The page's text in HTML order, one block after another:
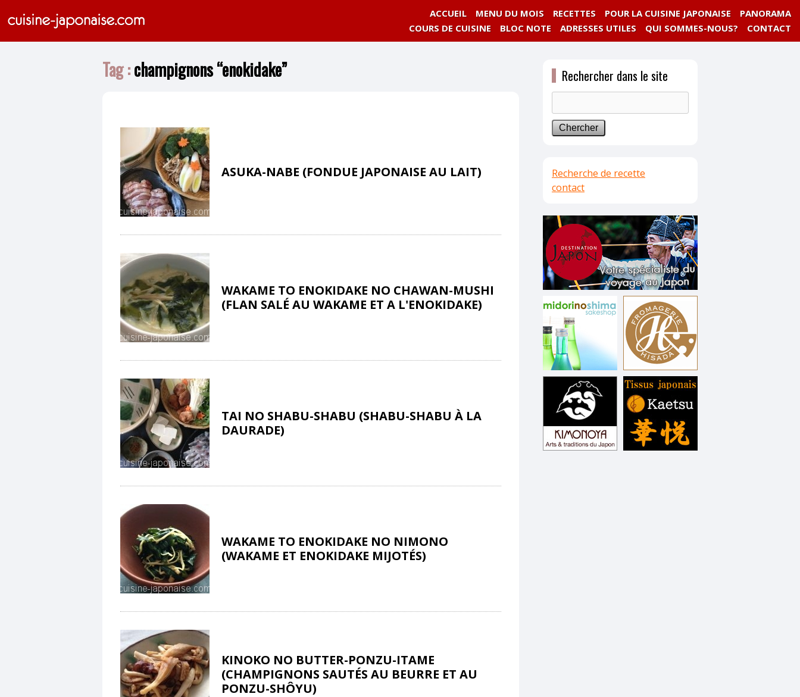
PANORAMA
POUR LA CUISINE JAPONAISE
RECETTES
MENU DU MOIS
ACCUEIL
CONTACT
QUI SOMMES-NOUS?
ADRESSES UTILES
BLOC NOTE
COURS DE CUISINE
Tag :champignons “enokidake”
ASUKA-NABE (FONDUE JAPONAISE AU LAIT)
WAKAME TO ENOKIDAKE NO CHAWAN-MUSHI
(FLAN SALÉ AU WAKAME ET A L'ENOKIDAKE)
TAI NO SHABU-SHABU (SHABU-SHABU À LA
DAURADE)
WAKAME TO ENOKIDAKE NO NIMONO
(WAKAME ET ENOKIDAKE MIJOTÉS)
KINOKO NO BUTTER-PONZU-ITAME
(CHAMPIGNONS SAUTÉS AU BEURRE ET AU
PONZU-SHÔYU)
Rechercher dans le site
Recherche de recette
contact